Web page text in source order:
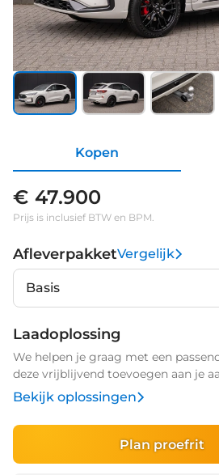
Kopen
€ 47.900
Prijs is inclusief BTW en BPM.
AfleverpakketVergelijk
Basis
Laadoplossing
We helpen je graag met een
deze vrijblijvend toevoegen aan je
Bekijk oplossingen
Plan proefrit